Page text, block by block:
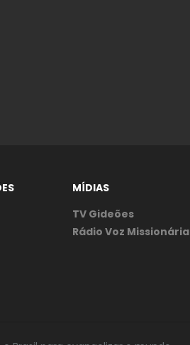
MÍDIAS
TV Gideões
Rádio Voz Missionária